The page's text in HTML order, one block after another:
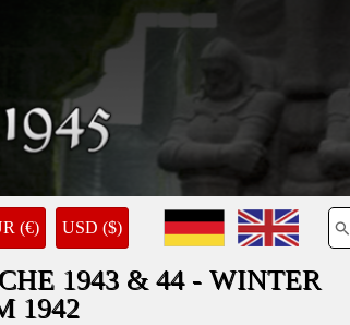
(€) USD ($)
1943 & 44 - WINTER
1942